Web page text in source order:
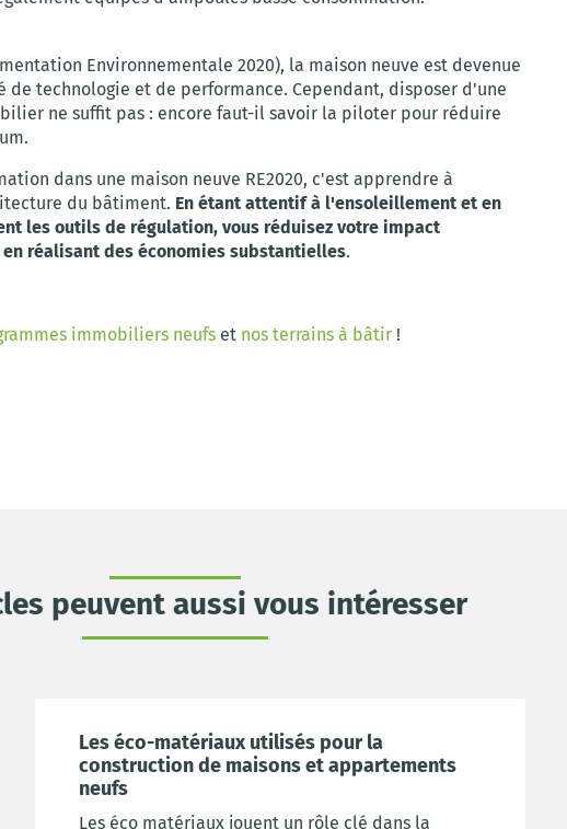
Environnementale 2020), la maison neuve est devenue
de technologie et de performance. Cependant, disposer d'une
ne suffit pas : encore faut-il savoir la piloter pour réduire
dans une maison neuve RE2020, c'est apprendre à
du bâtiment. En étant attentif à l'ensoleillement et en
les outils de régulation, vous réduisez votre impact
réalisant des économies substantielles.
immobiliers neufs et nos terrains à bâtir !
peuvent aussi vous intéresser
Les éco-matériaux utilisés pour la
construction de maisons et appartements
neufs
Les éco matériaux jouent un rôle clé dans la